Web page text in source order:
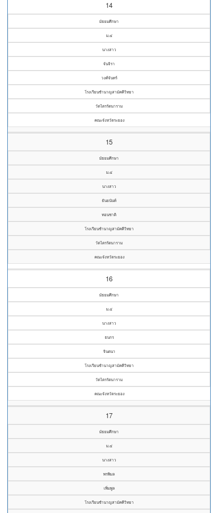
14
มัธยมศึกษา
ม.๔
นางสาว
จันจิรา
วงศ์จันทร์
โรงเรียนชำนาญสามัคคีวิทยา
วัดไตรรัตนาราม
คณะจังหวัดระยอง
15
มัธยมศึกษา
ม.๔
นางสาว
ธันยนันท์
ทอนชาติ
โรงเรียนชำนาญสามัคคีวิทยา
วัดไตรรัตนาราม
คณะจังหวัดระยอง
16
มัธยมศึกษา
ม.๔
นางสาว
ธนกร
จินตนา
โรงเรียนชำนาญสามัคคีวิทยา
วัดไตรรัตนาราม
คณะจังหวัดระยอง
17
มัธยมศึกษา
ม.๔
นางสาว
พรพิมล
เพิ่มพูล
โรงเรียนชำนาญสามัคคีวิทยา